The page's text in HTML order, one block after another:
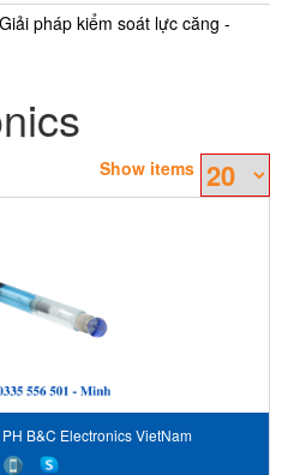
pháp kiểm soát lực căng -
Show items
B&C Electronics VietNam